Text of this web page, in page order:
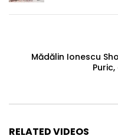
Mădălin Ionescu
RELATED VIDEOS